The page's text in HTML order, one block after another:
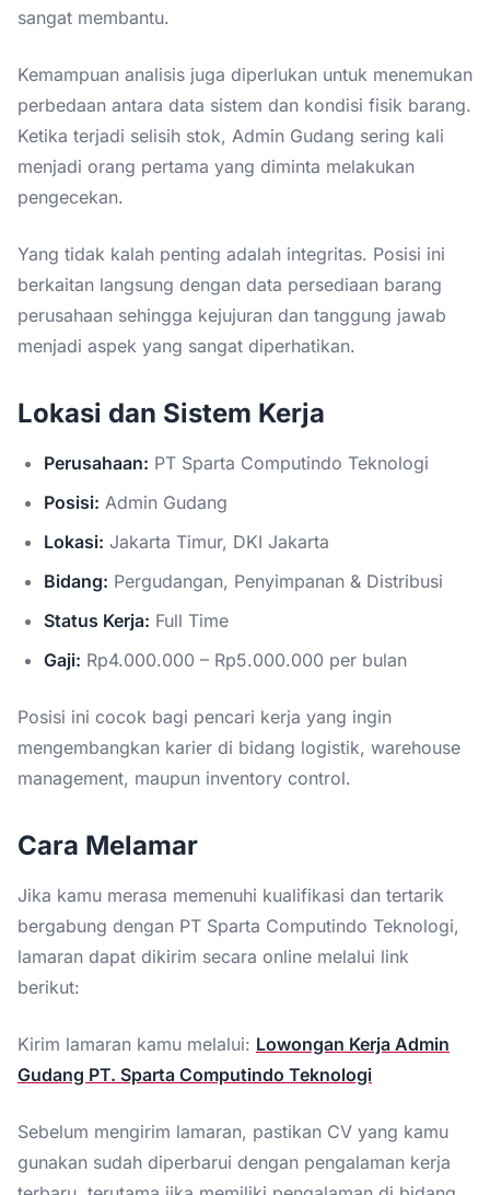
sangat membantu.
Kemampuan analisis juga diperlukan untuk menemukan
perbedaan antara data sistem dan kondisi fisik barang.
Ketika terjadi selisih stok, Admin Gudang sering kali
menjadi orang pertama yang diminta melakukan
pengecekan.
Yang tidak kalah penting adalah integritas. Posisi ini
berkaitan langsung dengan data persediaan barang
perusahaan sehingga kejujuran dan tanggung jawab
menjadi aspek yang sangat diperhatikan.
Lokasi dan Sistem Kerja
Perusahaan: PT Sparta Computindo Teknologi
Posisi: Admin Gudang
Lokasi: Jakarta Timur, DKI Jakarta
Bidang: Pergudangan, Penyimpanan & Distribusi
Status Kerja: Full Time
Gaji: Rp4.000.000 – Rp5.000.000 per bulan
Posisi ini cocok bagi pencari kerja yang ingin
mengembangkan karier di bidang logistik, warehouse
management, maupun inventory control.
Cara Melamar
Jika kamu merasa memenuhi kualifikasi dan tertarik
bergabung dengan PT Sparta Computindo Teknologi,
lamaran dapat dikirim secara online melalui link
berikut:
Kirim lamaran kamu melalui: Lowongan Kerja Admin
Gudang PT. Sparta Computindo Teknologi
Sebelum mengirim lamaran, pastikan CV yang kamu
gunakan sudah diperbarui dengan pengalaman kerja